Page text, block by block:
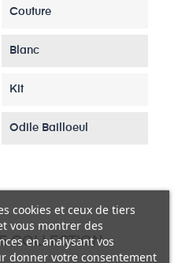
Couture
Blanc
Kit
Odile Bailloeul
COLLECTION
cookies et ceux de tiers
vous montrer des
en analysant vos
donner votre consentement